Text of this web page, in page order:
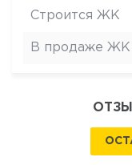
Строится ЖК
В продаже ЖК